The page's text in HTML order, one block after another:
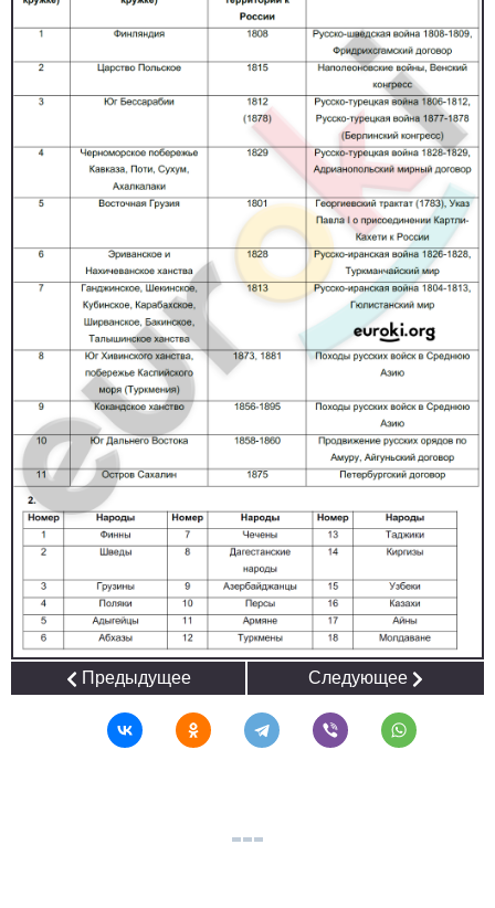
Предыдущее Следующее